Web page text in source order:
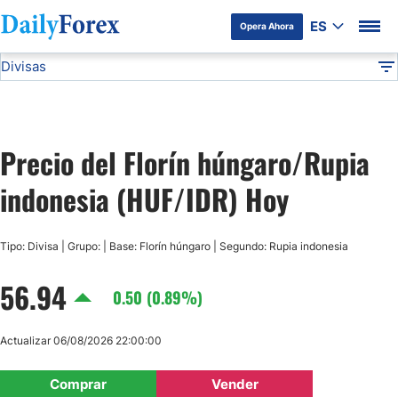
Opera Ahora ES
Divulgación del Anunciante
Divisas
USD/JPY
GBP/USD
AUD/USD
Precio del Florín húngaro/Rupia
indonesia (HUF/IDR) Hoy
Tipo: Divisa | Grupo: | Base: Florín húngaro | Segundo: Rupia indonesia
56.94 0.50 (0.89%)
Comprar Vender
Actualizar 06/08/2026 22:00:00